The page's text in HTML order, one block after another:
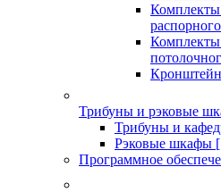
Комплекты
Комплекты
Трибуны и рэковые
Трибуны и
Рэковые шкафы
Программное